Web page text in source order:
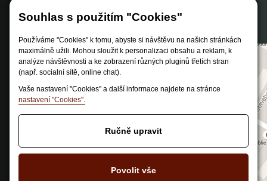
Souhlas s použitím "Cookies"
Používáme "Cookies" k tomu, abyste si návštěvu na našich stránkách
maximálně užili. Mohou sloužit k personalizaci obsahu a reklam, k
analýze návštěvnosti a ke zobrazení různých pluginů třetích stran
(např. socialní sítě, online chat).
Vaše nastavení "Cookies" a další informace najdete na stránce
nastavení "Cookies".
Ručně upravit
Povolit vše
Nastavení soukromí